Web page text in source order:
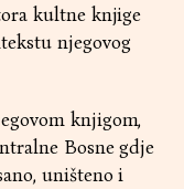
kultne knjige
njegovog
knjigom,
Bosne gdje
uništeno i